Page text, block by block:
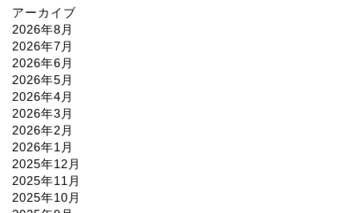
アーカイブ
2026年8月
2026年7月
2026年6月
2026年5月
2026年4月
2026年3月
2026年2月
2026年1月
2025年12月
2025年11月
2025年10月